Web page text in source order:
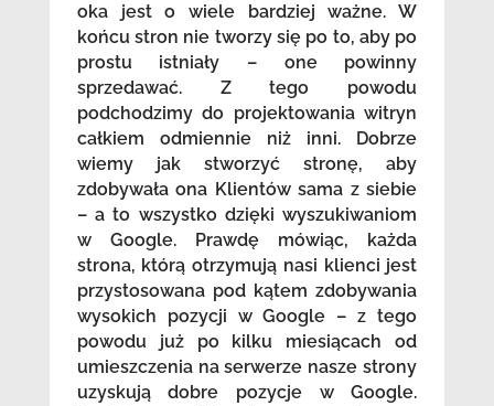
oka jest o wiele bardziej ważne. W
końcu stron nie tworzy się po to, aby po
prostu istniały – one powinny
sprzedawać. Z tego powodu
podchodzimy do projektowania witryn
całkiem odmiennie niż inni. Dobrze
wiemy jak stworzyć stronę, aby
zdobywała ona Klientów sama z siebie
– a to wszystko dzięki wyszukiwaniom
w Google. Prawdę mówiąc, każda
strona, którą otrzymują nasi klienci jest
przystosowana pod kątem zdobywania
wysokich pozycji w Google – z tego
powodu już po kilku miesiącach od
umieszczenia na serwerze nasze strony
uzyskują dobre pozycje w Google.